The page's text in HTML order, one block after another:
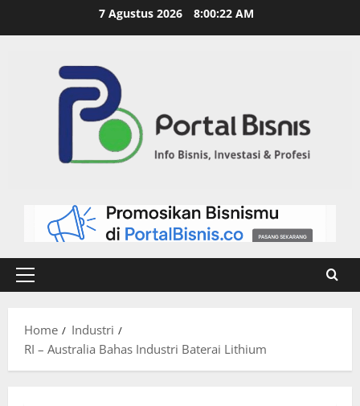
7 Agustus 2026 8:00:23 AM
Home
Industri
RI – Australia Bahas Industri Baterai Lithium